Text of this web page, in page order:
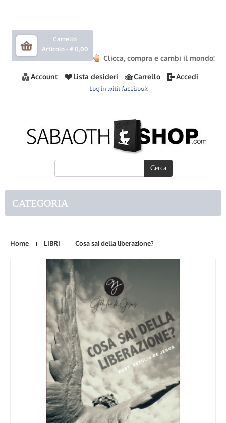
Carrello
Articolo - € 0,00
Clicca, compra e cambi il mondo!
Account Lista desideri Carrello Accedi
Log in with facebook
CATEGORIA
Home LIBRI Cosa sai della liberazione?